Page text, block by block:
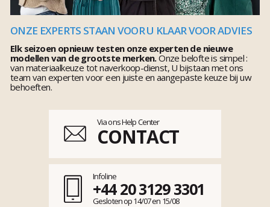
ONZE EXPERTS STAAN VOOR U KLAAR VOOR ADVIES
Elk seizoen opnieuw testen onze experten de nieuwe
modellen van de grootste merken.Onze belofte is simpel :
van materiaalkeuze tot naverkoop-dienst, U bijstaan met ons
team van experten voor een juiste en aangepaste keuze bij uw
behoeften.
Via ons Help Center
CONTACT
Infoline
+44 20 3129 3301
Gesloten op 14/07 en 15/08